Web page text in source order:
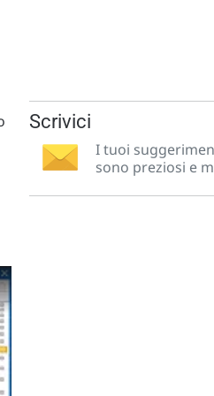
Scrivici
I tuoi
sono preziosi e